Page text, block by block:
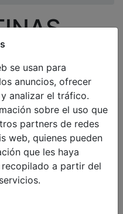
se usan para
anuncios, ofrecer
analizar el tráfico.
sobre el uso que
partners de redes
web, quienes pueden
que les haya
a partir del
USO